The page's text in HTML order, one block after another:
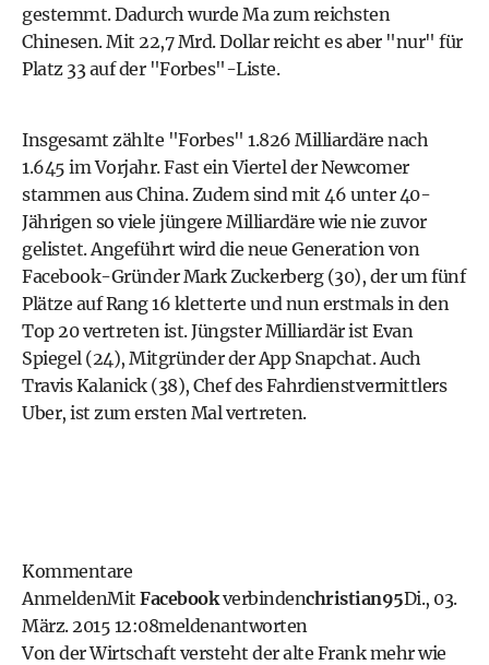
gestemmt. Dadurch wurde Ma zum reichsten
Chinesen. Mit 22,7 Mrd. Dollar reicht es aber "nur" für
Platz 33 auf der "Forbes"-Liste.
Insgesamt zählte "Forbes" 1.826 Milliardäre nach
1.645 im Vorjahr. Fast ein Viertel der Newcomer
stammen aus China. Zudem sind mit 46 unter 40-
Jährigen so viele jüngere Milliardäre wie nie zuvor
gelistet. Angeführt wird die neue Generation von
Facebook-Gründer Mark Zuckerberg (30), der um fünf
Plätze auf Rang 16 kletterte und nun erstmals in den
Top 20 vertreten ist. Jüngster Milliardär ist Evan
Spiegel (24), Mitgründer der App Snapchat. Auch
Travis Kalanick (38), Chef des Fahrdienstvermittlers
Uber, ist zum ersten Mal vertreten.
Kommentare
AnmeldenMit Facebookverbindenchristian95Di., 03.
März. 2015 12:08meldenantworten
Von der Wirtschaft versteht der alte Frank mehr wie